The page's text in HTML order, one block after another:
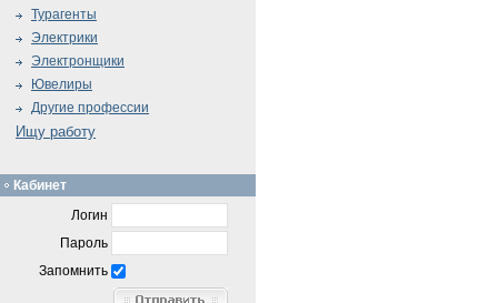
Турагенты
Электрики
Электронщики
Ювелиры
Другие профессии
Ищу работу
Кабинет
Логин
Пароль
Запомнить